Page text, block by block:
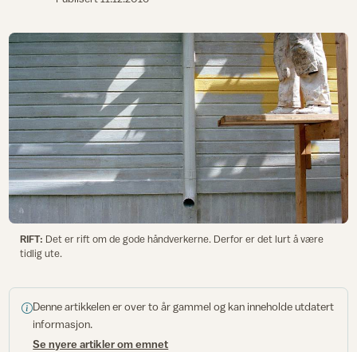
RIFT: Det er rift om de gode håndverkerne. Derfor er det lurt å være
tidlig ute.
Denne artikkelen er over to år gammel og kan inneholde utdatert
informasjon.
Se nyere artikler om emnet